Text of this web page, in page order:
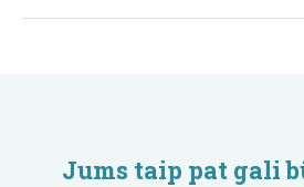
Jums taip pat gali